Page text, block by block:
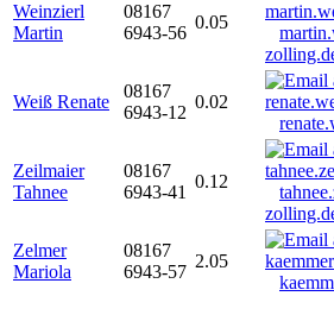
Weinzierl
Martin
08167
6943-56
0.05
Weiß Renate
08167
6943-12
0.02
Zeilmaier
Tahnee
08167
6943-41
0.12
Zelmer
Mariola
08167
6943-57
2.05